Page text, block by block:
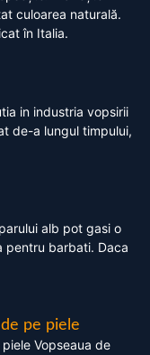
culoarea naturală.
în Italia.
in industria vopsirii
de-a lungul timpului,
alb pot gasi o
pentru barbati. Daca
pe piele
Vopseaua de